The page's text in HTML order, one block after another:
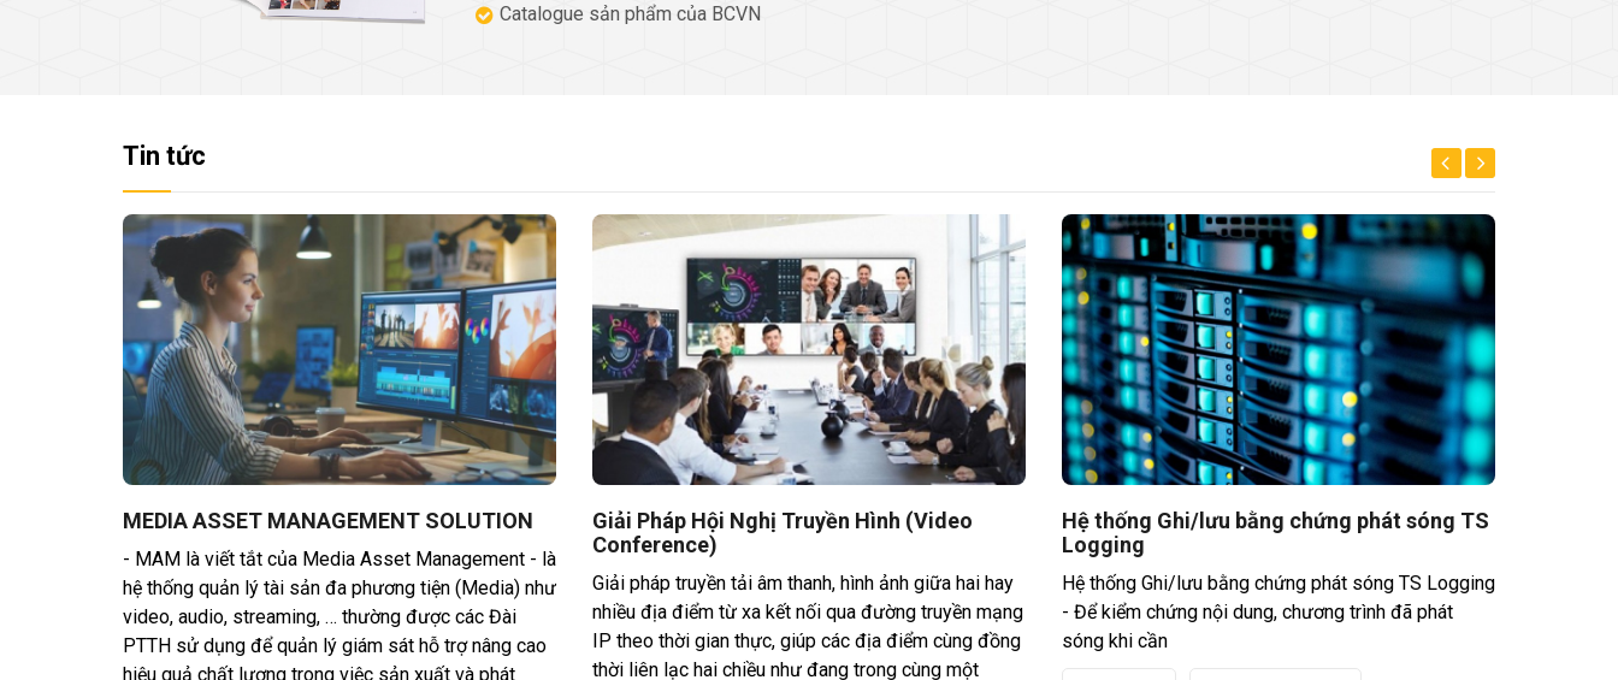
Catalogue sản phẩm của BCVN
Tin tức
MEDIA ASSET MANAGEMENT SOLUTION
- MAM là viết tắt của Media Asset Management - là
hệ thống quản lý tài sản đa phương tiện (Media) như
video, audio, streaming, … thường được các Đài
PTTH sử dụng để quản lý giám sát hỗ trợ nâng cao
hiệu quả chất lượng trong việc sản xuất và phát
Giải Pháp Hội Nghị Truyền Hình (Video
Conference)
Giải pháp truyền tải âm thanh, hình ảnh giữa hai hay
nhiều địa điểm từ xa kết nối qua đường truyền mạng
IP theo thời gian thực, giúp các địa điểm cùng đồng
thời liên lạc hai chiều như đang trong cùng một
Hệ thống Ghi/lưu bằng chứng phát sóng TS
Logging
Hệ thống Ghi/lưu bằng chứng phát sóng TS Logging
- Để kiểm chứng nội dung, chương trình đã phát
sóng khi cần